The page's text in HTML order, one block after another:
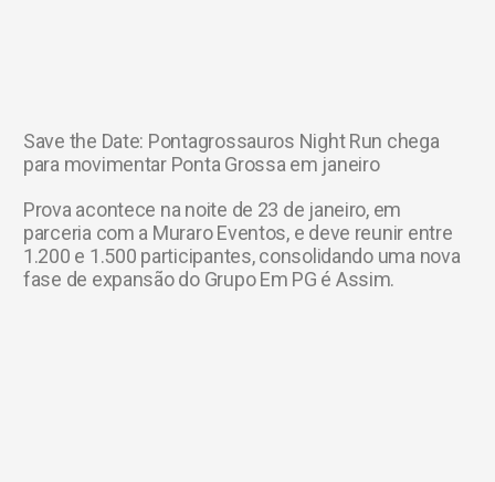
Save the Date: Pontagrossauros Night Run chega
para movimentar Ponta Grossa em janeiro
Prova acontece na noite de 23 de janeiro, em
parceria com a Muraro Eventos, e deve reunir entre
1.200 e 1.500 participantes, consolidando uma nova
fase de expansão do Grupo Em PG é Assim.